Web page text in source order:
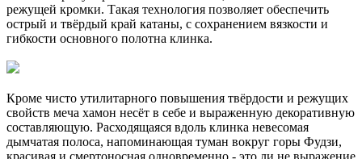
режущей кромки. Такая технология позволяет обеспечить
острый и твёрдый край катаны, с сохранением вязкости и
гибкости основного полотна клинка.
Кроме чисто утилитарного повышения твёрдости и режущих
свойств меча хамон несёт в себе и выраженную декоративную
составляющую. Расходящаяся вдоль клинка невесомая
дымчатая полоса, напоминающая туман вокруг горы Фудзи,
красивая и смертоносная одновременно - это ли не выражение